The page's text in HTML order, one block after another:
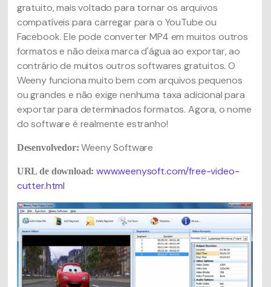
gratuito, mais voltado para tornar os arquivos
compatíveis para carregar para o YouTube ou
Facebook. Ele pode converter MP4 em muitos outros
formatos e não deixa marca d'água ao exportar, ao
contrário de muitos outros softwares gratuitos. O
Weeny funciona muito bem com arquivos pequenos
ou grandes e não exige nenhuma taxa adicional para
exportar para determinados formatos. Agora, o nome
do software é realmente estranho!
Desenvolvedor: Weeny Software
URL de download: www.weenysoft.com/free-video-
cutter.html